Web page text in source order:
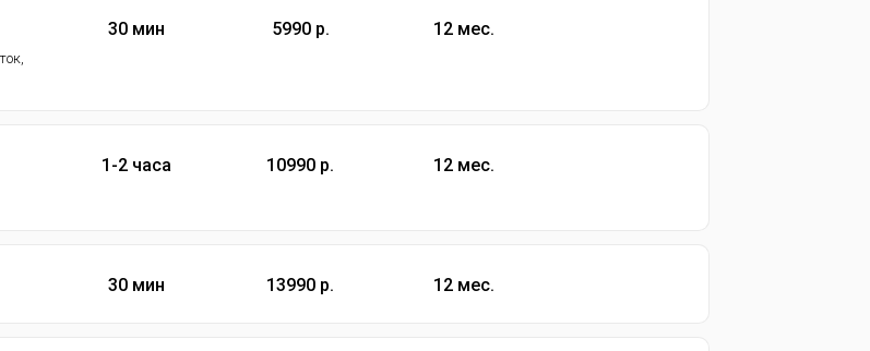
30 мин 5990 р. 12 мес.
1-2 часа 10990 р. 12 мес.
30 мин 13990 р. 12 мес.